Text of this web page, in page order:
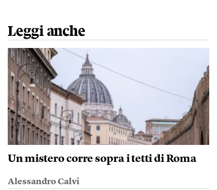
Leggi anche
Un mistero corre sopra i tetti di Roma
Alessandro Calvi